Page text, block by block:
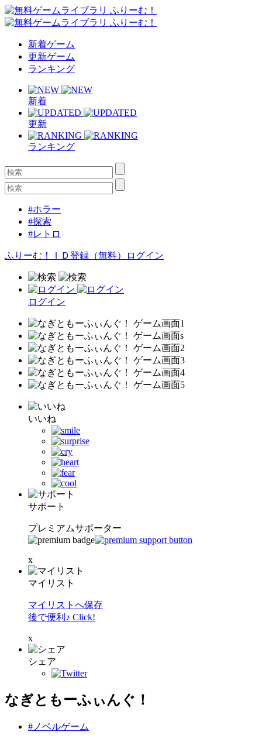
新着ゲーム
更新ゲーム
ランキング
新着
更新
ランキング
#ホラー
#探索
#レトロ
ふりーむ！ＩＤ登録（無料） ログイン
ログイン
いいね
サポート
プレミアムサポーター
x
マイリスト
マイリストへ保存
後で便利♪ Click!
x
シェア
なぎともーふぃんぐ！
#ノベルゲーム